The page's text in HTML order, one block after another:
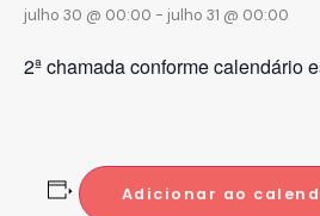
julho 30 @ 00:00 - julho 31 @ 00:00
2ª chamada conforme calendário
Adicionar ao